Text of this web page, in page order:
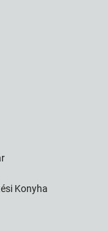
Konyha